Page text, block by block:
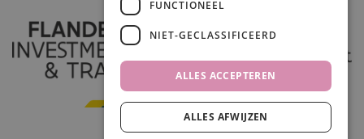
In winkelwagen
FUNCTIONEEL
NIET-GECLASSIFICEERD
ALLES ACCEPTEREN
ALLES AFWIJZEN